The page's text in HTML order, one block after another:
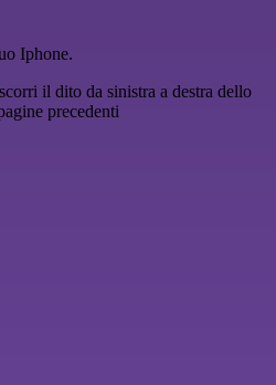
Iphone.
il dito da sinistra a destra dello
precedenti